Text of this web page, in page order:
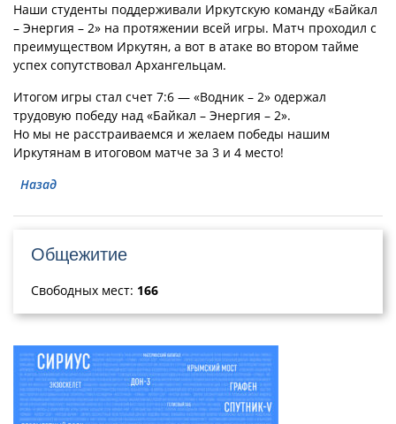
Наши студенты поддерживали Иркутскую команду «Байкал
– Энергия – 2» на протяжении всей игры. Матч проходил с
преимуществом Иркутян, а вот в атаке во втором тайме
успех сопутствовал Архангельцам.
Итогом игры стал счет 7:6 — «Водник – 2» одержал
трудовую победу над «Байкал – Энергия – 2».
Но мы не расстраиваемся и желаем победы нашим
Иркутянам в итоговом матче за 3 и 4 место!
Назад
Общежитие
Свободных мест: 166